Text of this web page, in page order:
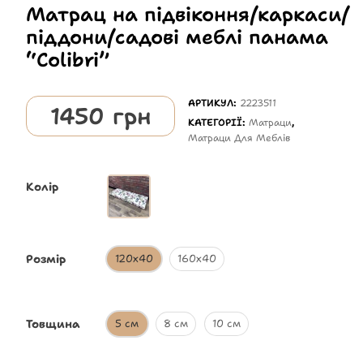
Матрац на підвіконня/каркаси/
піддони/садові меблі панама
“Colibri”
1450 грн АРТИКУЛ: 2223511
КАТЕГОРІЇ:Матраци,
Матраци Для Меблів
Колір
Розмір 120х40 160х40
Товщина 5 см 8 см 10 см